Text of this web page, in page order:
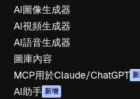
AI圖像生成器
AI視頻生成器
AI語音生成器
圖庫內容
MCP用於Claude/ChatGPT
AI助手 新增